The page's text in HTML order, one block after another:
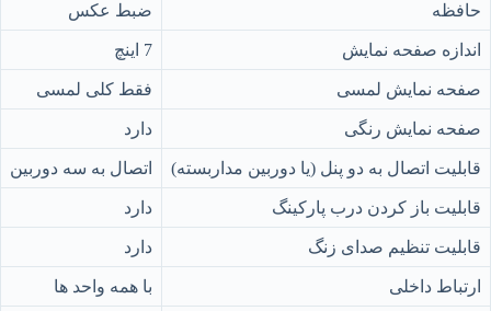
حافظه
ضبط عکس
اندازه صفحه نمایش 7 اینچ
صفحه نمایش لمسی فقط کلی لمسی
صفحه نمایش رنگی دارد
قابلیت اتصال به دو پنل (یا دوربین مداربسته) اتصال به سه دوربین
قابلیت باز کردن درب پارکینگ دارد
قابلیت تنظیم صدای زنگ دارد
ارتباط داخلی با همه واحد ها